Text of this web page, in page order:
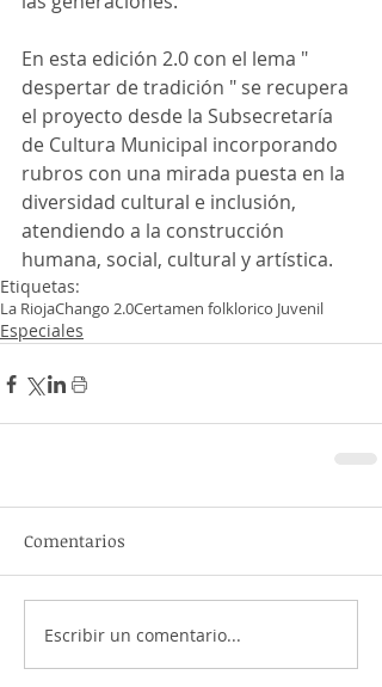
En esta edición 2.0 con el lema "
despertar de tradición " se recupera
el proyecto desde la Subsecretaría
de Cultura Municipal incorporando
rubros con una mirada puesta en la
diversidad cultural e inclusión,
atendiendo a la construcción
humana, social, cultural y artística.
Etiquetas:
La RiojaChango 2.0Certamen folklorico Juvenil
Especiales
Comentarios
Escribir un comentario...